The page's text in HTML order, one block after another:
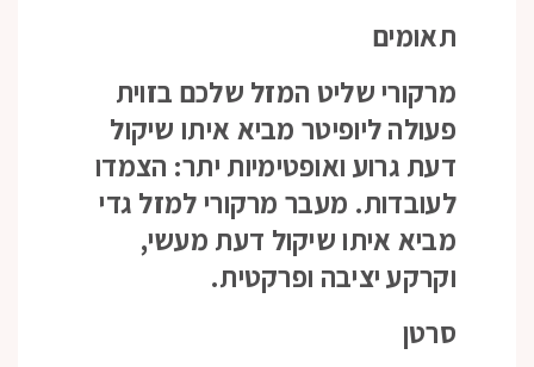
תאומים
מרקורי שליט המזל שלכם בזוית
פעולה ליופיטר מביא איתו שיקול
דעת גרוע ואופטימיות יתר: הצמדו
לעובדות. מעבר מרקורי למזל גדי
מביא איתו שיקול דעת מעשי,
וקרקע יציבה ופרקטית.
סרטן